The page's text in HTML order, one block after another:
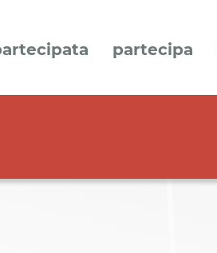
partecipa